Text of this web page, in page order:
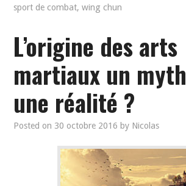
sport de combat,wing chun
L’origine des arts
martiaux un
une réalité ?
Posted on 30 octobre 2016 by Nicolas